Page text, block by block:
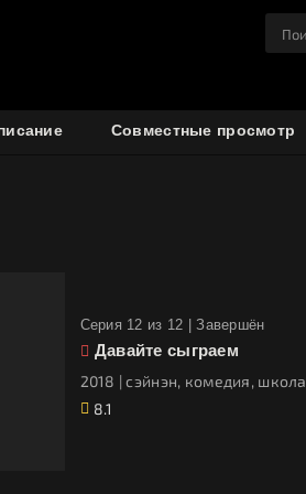
Совместные просмотр
Cерия 12 из 12 |Завершён
Давайте сыграем
2018 | сэйнэн, комедия, школа
8.1